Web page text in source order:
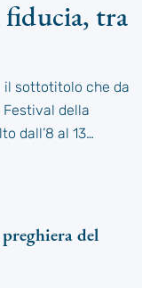
fiducia, tra
il sottotitolo che da
della
dall’8 al 13…
del